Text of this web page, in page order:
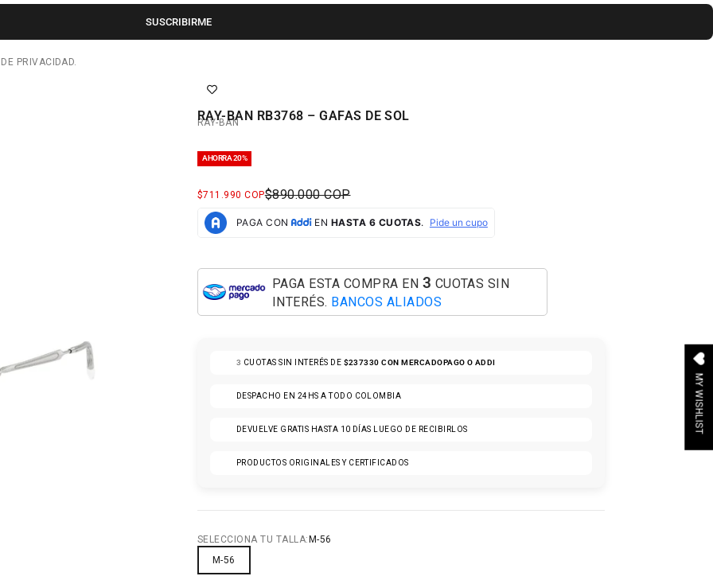
SUSCRIBIRME
PRIVACIDAD.
RAY-BAN RB3768 – GAFAS DE SOL
RAY-BAN
AHORRA 20%
PRECIO DE OFERTA
$711.990 COPPRECIO NORMAL
$890.000 COP
PAGA ESTA COMPRA EN 3 CUOTAS SIN
INTERÉS. BANCOS ALIADOS
3 CUOTAS SIN INTERÉS DE $237330CON MERCADOPAGO O ADDI
DESPACHO EN 24HS A TODO COLOMBIA
DEVUELVE GRATIS HASTA 10 DÍAS LUEGO DE RECIBIRLOS
PRODUCTOS ORIGINALES Y CERTIFICADOS
SELECCIONA TU TALLA:M-56
M-56
MY WISHLIST